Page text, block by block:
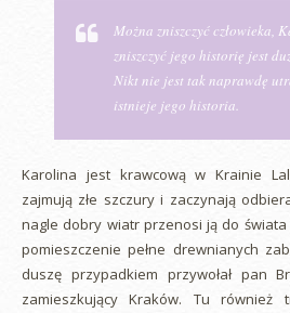
Można zniszczyć człowieka,
zniszczyć jego historię jest
Nikt nie jest tak naprawdę
istnieje jego historia.
Karolina jest krawcową w Krainie
zajmują złe szczury i zaczynają
nagle dobry wiatr przenosi ją do
pomieszczenie pełne drewnianych
duszę przypadkiem przywołał pan
zamieszkujący Kraków. Tu